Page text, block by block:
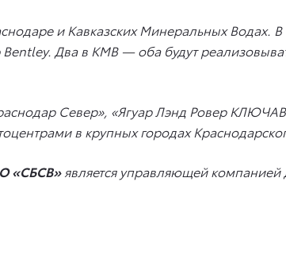
и Кавказских Минеральных
Два в КМВ — оба будут
Север», «Ягуар Лэнд Ровер
в крупных городах
«СБСВ»является управляющей компанией